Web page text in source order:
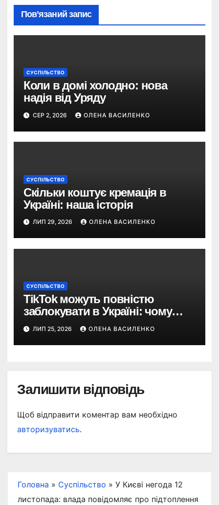
Пов’язаний запис
СУСПІЛЬСТВО
Коли в домі холодно: нова
надія від Уряду
СЕР 2, 2026 ОЛЕНА ВАСИЛЕНКО
СУСПІЛЬСТВО
Скільки коштує кремація в
Україні: наша історія
ЛИП 29, 2026 ОЛЕНА ВАСИЛЕНКО
СУСПІЛЬСТВО
TikTok можуть повністю
заблокувати в Україні: чому
з’явилася така пропозиція
ЛИП 25, 2026 ОЛЕНА ВАСИЛЕНКО
Залишити відповідь
Щоб відправити коментар вам необхідно
авторизуватись.
Головна » Суспільство » У Києві негода 12
листопада: влада повідомляє про підтоплення